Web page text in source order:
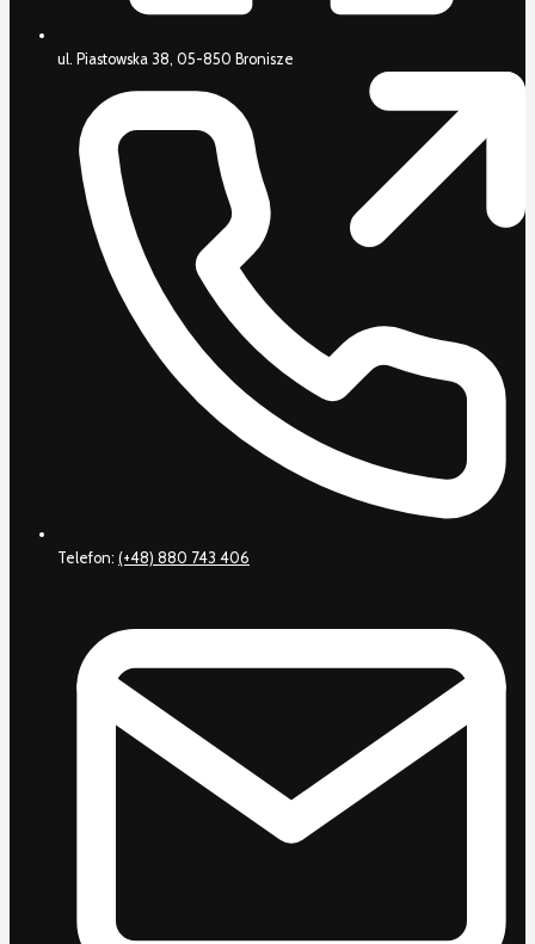
ul. Piastowska 38, 05-850 Bronisze
Telefon: (+48) 880 743 406